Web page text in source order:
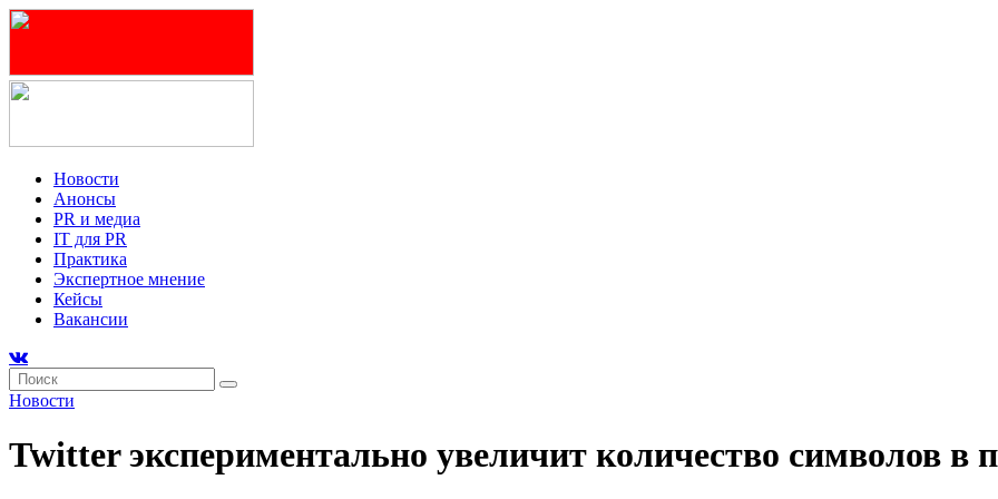
Новости
Анонсы
PR и медиа
IT для PR
Практика
Экспертное мнение
Кейсы
Вакансии
Новости
Twitter экспериментально увеличит количество символов в